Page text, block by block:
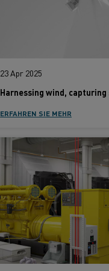
23 Apr 2025
ERFAHREN SIE MEHR